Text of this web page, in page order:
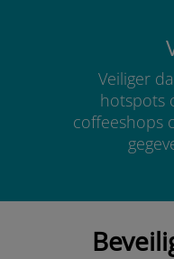
Veiliger
hotspots
coffeeshops